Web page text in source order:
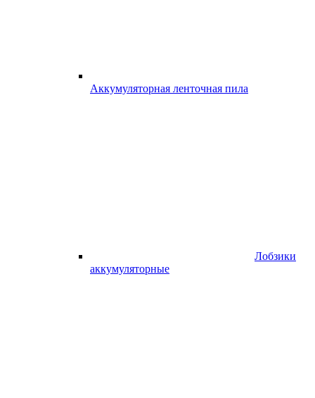
Аккумуляторная ленточная пила
Лобзики
аккумуляторные